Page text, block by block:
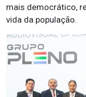
mais democrático,
vida da população.